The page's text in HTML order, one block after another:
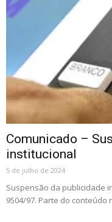
Comunicado –
institucional
5 de julho de 2024
Suspensão da publicidade
9504/97. Parte do conteúdo